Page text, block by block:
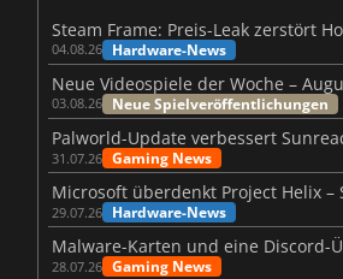
04.08.26 Hardware-News
03.08.26 Neue Spielveröffentlichungen
31.07.26 Gaming News
29.07.26 Hardware-News
28.07.26 Gaming News